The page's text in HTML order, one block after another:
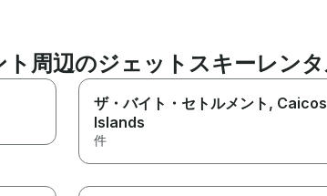
ト周辺のジェットスキーレン
ザ・バイト・セトルメント , Caicos
Islands
件